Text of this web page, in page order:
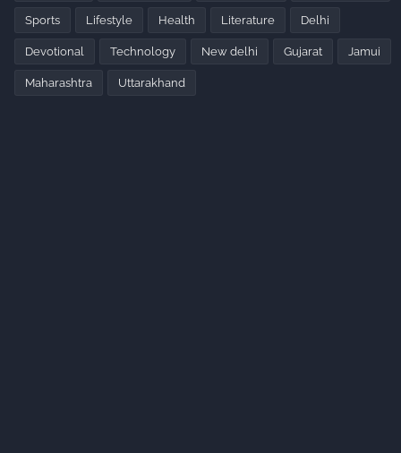
Sports Lifestyle Health Literature Delhi
Devotional Technology New delhi Gujarat Jamui
Maharashtra Uttarakhand